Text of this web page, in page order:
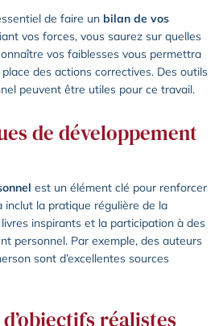
de faire un bilan de vos
vos forces, vous saurez sur quelles
vos faiblesses vous permettra
des actions correctives. Des outils
peuvent être utiles pour ce travail.
de développement
est un élément clé pour renforcer
inclut la pratique régulière de la
inspirants et la participation à des
personnel. Par exemple, des auteurs
sont d’excellentes sources
réalistes